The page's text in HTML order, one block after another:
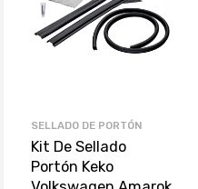
SELLADO DE PORTÓN
Kit De Sellado
Portón Keko